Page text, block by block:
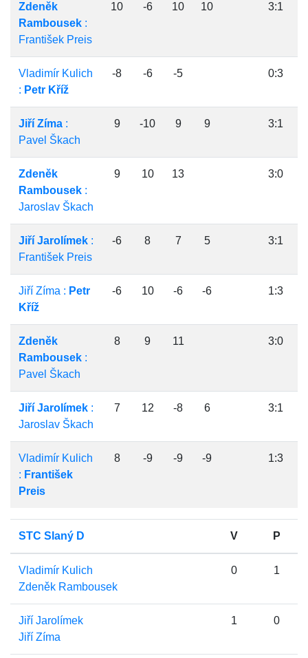
Zdeněk
Rambousek :
František Preis
10 -6 10 10 3:1
Vladimír Kulich
: Petr Kříž
-8 -6 -5 0:3
Jiří Zíma :
Pavel Škach
9 -10 9 9 3:1
Zdeněk
Rambousek :
Jaroslav Škach
9 10 13 3:0
Jiří Jarolímek :
František Preis
-6 8 7 5 3:1
Jiří Zíma : Petr
Kříž
-6 10 -6 -6 1:3
Zdeněk
Rambousek :
Pavel Škach
8 9 11 3:0
Jiří Jarolímek :
Jaroslav Škach
7 12 -8 6 3:1
Vladimír Kulich
: František
Preis
8 -9 -9 -9 1:3
STC Slaný D V P
Vladimír Kulich
Zdeněk Rambousek
0 1
Jiří Jarolímek
Jiří Zíma
1 0